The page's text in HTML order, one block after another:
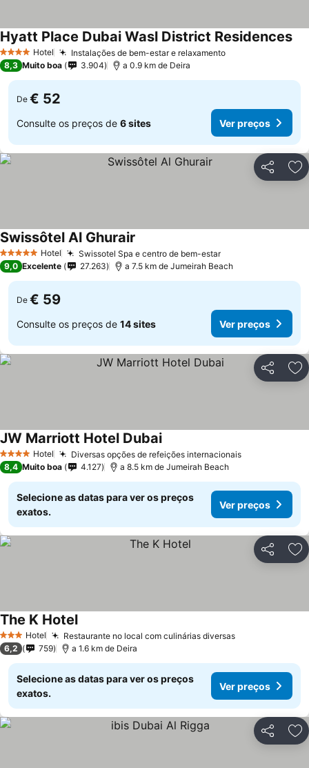
4 EstrelasHotel Instalações de bem-estar e relaxamento
Hyatt Place Dubai Wasl District Residences
8,3 Muito boa 3.904 a 0.9 km de Deira
De € 52
Consulte os preços de 6 sites Ver preços
Partilhar
5 Estrelas Hotel Swissotel Spa e centro de bem-estar
Swissôtel Al Ghurair
9,0 Excelente 27.263 a 7.5 km de Jumeirah Beach
De € 59
Consulte os preços de 14 sites Ver preços
Partilhar
4 EstrelasHotel Diversas opções de refeições internacionais
JW Marriott Hotel Dubai
8,4 Muito boa 4.127 a 8.5 km de Jumeirah Beach
Selecione as datas para ver os preços
exatos.
Ver preços
Partilhar
3 EstrelasHotel Restaurante no local com culinárias diversas
The K Hotel
6,2 759 a 1.6 km de Deira
Selecione as datas para ver os preços
exatos.
Ver preços
Partilhar